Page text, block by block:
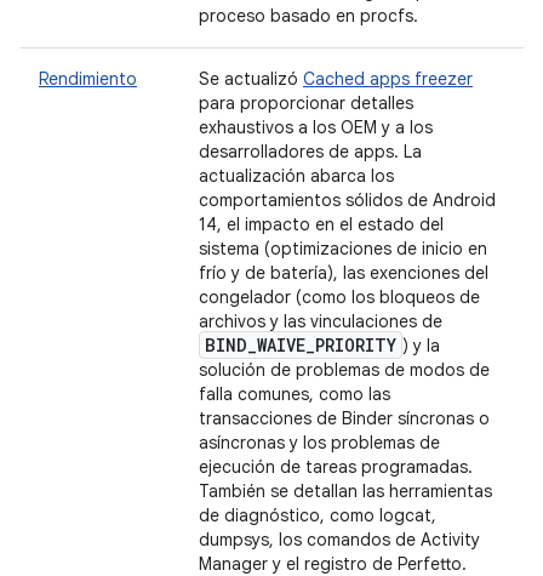
proceso basado en procfs.
Rendimiento Se actualizó Cached apps freezer
para proporcionar detalles
exhaustivos a los OEM y a los
desarrolladores de apps. La
actualización abarca los
comportamientos sólidos de Android
14, el impacto en el estado del
sistema (optimizaciones de inicio en
frío y de batería), las exenciones del
congelador (como los bloqueos de
archivos y las vinculaciones de
BIND_WAIVE_PRIORITY ) y la
solución de problemas de modos de
falla comunes, como las
transacciones de Binder síncronas o
asíncronas y los problemas de
ejecución de tareas programadas.
También se detallan las herramientas
de diagnóstico, como logcat,
dumpsys, los comandos de Activity
Manager y el registro de Perfetto.